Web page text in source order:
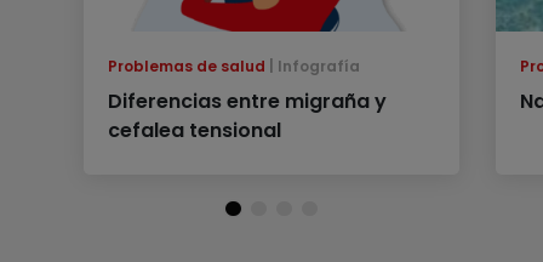
Problemas de salud Infografía
Diferencias entre migraña y
cefalea tensional